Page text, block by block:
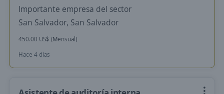
Importante empresa del sector
San Salvador, San Salvador
450.00 US$ (Mensual)
Hace 4 días